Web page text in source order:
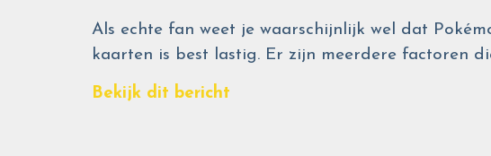
Als echte fan weet je waarschijnlijk wel dat
kaarten is best lastig. Er zijn meerdere factoren
Bekijk dit bericht